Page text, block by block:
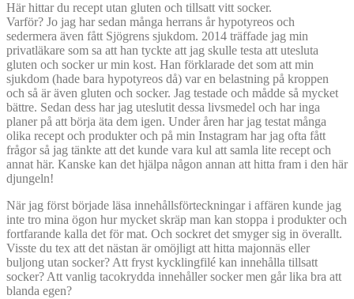
Här hittar du recept utan gluten och tillsatt vitt socker.
Varför? Jo jag har sedan många herrans år hypotyreos och
sedermera även fått Sjögrens sjukdom. 2014 träffade jag min
privatläkare som sa att han tyckte att jag skulle testa att utesluta
gluten och socker ur min kost. Han förklarade det som att min
sjukdom (hade bara hypotyreos då) var en belastning på kroppen
och så är även gluten och socker. Jag testade och mådde så mycket
bättre. Sedan dess har jag uteslutit dessa livsmedel och har inga
planer på att börja äta dem igen. Under åren har jag testat många
olika recept och produkter och på min Instagram har jag ofta fått
frågor så jag tänkte att det kunde vara kul att samla lite recept och
annat här. Kanske kan det hjälpa någon annan att hitta fram i den här
djungeln!
När jag först började läsa innehållsförteckningar i affären kunde jag
inte tro mina ögon hur mycket skräp man kan stoppa i produkter och
fortfarande kalla det för mat. Och sockret det smyger sig in överallt.
Visste du tex att det nästan är omöjligt att hitta majonnäs eller
buljong utan socker? Att fryst kycklingfilé kan innehålla tillsatt
socker? Att vanlig tacokrydda innehåller socker men går lika bra att
blanda egen?